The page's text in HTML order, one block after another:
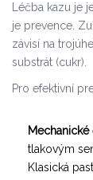
Léčba kazu je
je prevence.
závisí na
substrát (cukr).
Pro efektivní
Mechanické
tlakovým
Klasická